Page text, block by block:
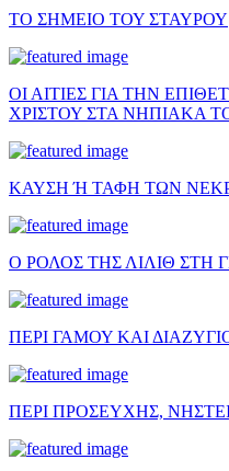
ΤΟ ΣΗΜΕΙΟ ΤΟΥ ΣΤΑΥΡΟΥ
ΟΙ ΑΙΤΙΕΣ ΓΙΑ ΤΗΝ
ΧΡΙΣΤΟΥ ΣΤΑ ΝΗΠΙΑΚΑ
ΚΑΥΣΗ Ή ΤΑΦΗ ΤΩΝ
Ο ΡΟΛΟΣ ΤΗΣ ΛΙΛΙΘ ΣΤΗ
ΠΕΡΙ ΓΑΜΟΥ ΚΑΙ
ΠΕΡΙ ΠΡΟΣΕΥΧΗΣ,